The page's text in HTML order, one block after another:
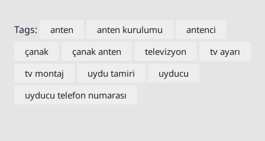
Tags: anten anten kurulumu
antenci
çanak
çanak anten televizyon
tv ayarı
tv montaj
uydu tamiri
uyducu
uyducu telefon numarası